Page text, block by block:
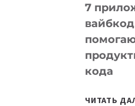
7
кода
ЧИТАТЬ